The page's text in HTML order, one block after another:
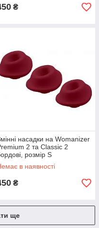
₴
насадки на Womanizer
2 та Classic 2
розмір S
в наявності
₴
ще